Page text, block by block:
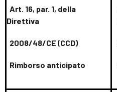
Art. 16, par. 1, della
Direttiva
2008/48/CE (CCD)
Rimborso anticipato